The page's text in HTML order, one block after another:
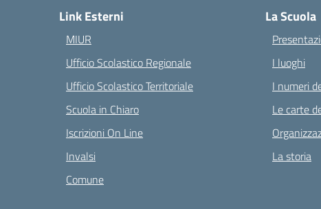
Link Esterni
MIUR
Ufficio Scolastico Regionale
Ufficio Scolastico Territoriale
Scuola in Chiaro
Iscrizioni On Line
Invalsi
Comune
La Scuola
I luoghi
I numeri
Le carte
La storia